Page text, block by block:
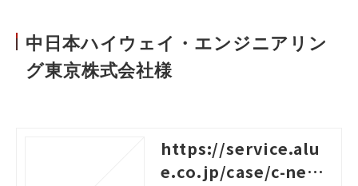
中日本ハイウェイ・エンジニアリン
グ東京株式会社様
https://service.alu
e.co.jp/case/c-nexc